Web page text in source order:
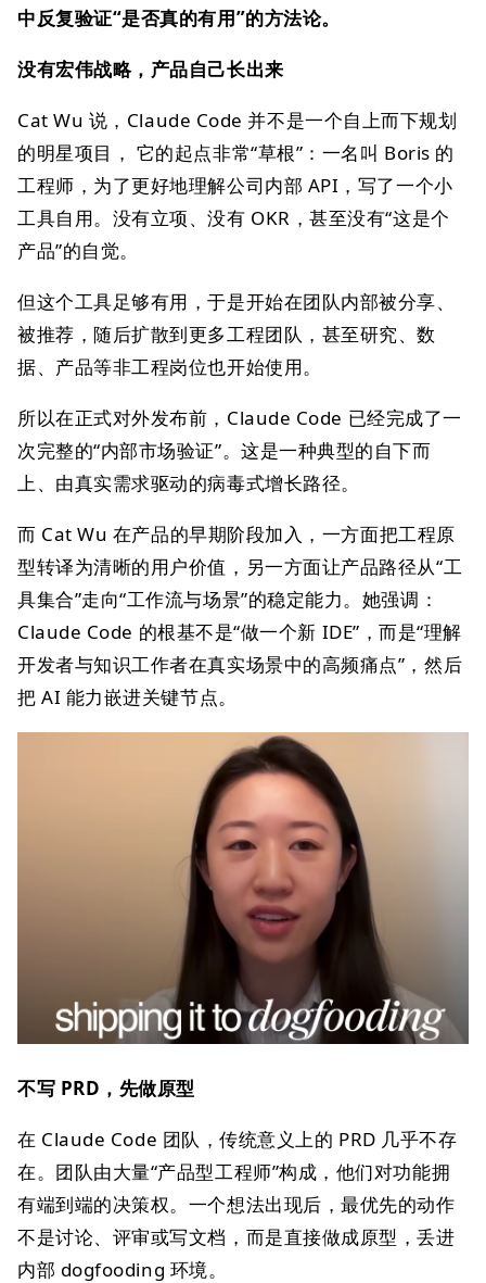
中反复验证“是否真的有用”的方法论。
没有宏伟战略，产品自己长出来
Cat Wu 说，Claude Code 并不是一个自上而下规划
的明星项目， 它的起点非常“草根”：一名叫 Boris 的
工程师，为了更好地理解公司内部 API，写了一个小
工具自用。没有立项、没有 OKR，甚至没有“这是个
产品”的自觉。
但这个工具足够有用，于是开始在团队内部被分享、
被推荐，随后扩散到更多工程团队，甚至研究、数
据、产品等非工程岗位也开始使用。
所以在正式对外发布前，Claude Code 已经完成了一
次完整的“内部市场验证”。这是一种典型的自下而
上、由真实需求驱动的病毒式增长路径。
而 Cat Wu 在产品的早期阶段加入，一方面把工程原
型转译为清晰的用户价值，另一方面让产品路径从“工
具集合”走向“工作流与场景”的稳定能力。她强调：
Claude Code 的根基不是“做一个新 IDE”，而是“理解
开发者与知识工作者在真实场景中的高频痛点”，然后
把 AI 能力嵌进关键节点。
不写 PRD，先做原型
在 Claude Code 团队，传统意义上的 PRD 几乎不存
在。团队由大量“产品型工程师”构成，他们对功能拥
有端到端的决策权。一个想法出现后，最优先的动作
不是讨论、评审或写文档，而是直接做成原型，丢进
内部 dogfooding 环境。